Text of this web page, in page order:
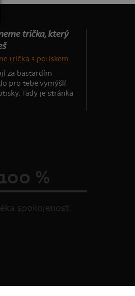
trička, který
za bastardím
pro tebe vymýšlí
Tady je stránka
100 %
spokojenost